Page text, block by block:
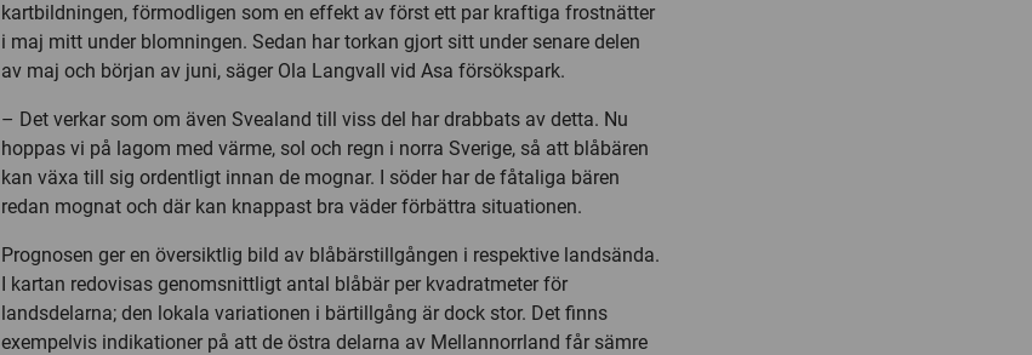
kartbildningen, förmodligen som en effekt av först ett par kraftiga frostnätter
i maj mitt under blomningen. Sedan har torkan gjort sitt under senare delen
av maj och början av juni, säger Ola Langvall vid Asa försökspark.
– Det verkar som om även Svealand till viss del har drabbats av detta. Nu
hoppas vi på lagom med värme, sol och regn i norra Sverige, så att blåbären
kan växa till sig ordentligt innan de mognar. I söder har de fåtaliga bären
redan mognat och där kan knappast bra väder förbättra situationen.
Prognosen ger en översiktlig bild av blåbärstillgången i respektive landsända.
I kartan redovisas genomsnittligt antal blåbär per kvadratmeter för
landsdelarna; den lokala variationen i bärtillgång är dock stor. Det finns
exempelvis indikationer på att de östra delarna av Mellannorrland får sämre